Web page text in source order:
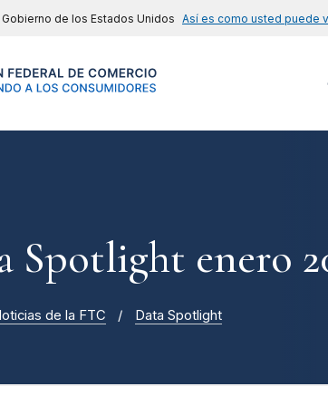
de los Estados Unidos Así es como usted puede
Spotlight enero
de la FTC Data Spotlight